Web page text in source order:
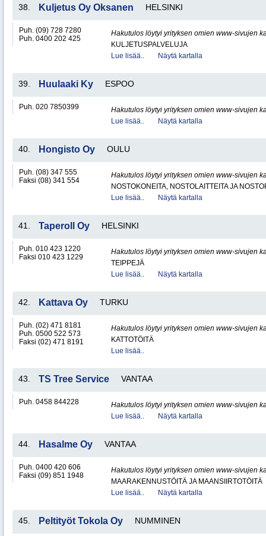
38. Kuljetus Oy Oksanen HELSINKI
Puh. (09) 728 7280
Puh. 0400 202 425
Hakutulos löytyi yrityksen omien www-sivujen
KULJETUSPALVELUJA
Lue lisää..
Näytä kartalla
39. Huulaaki Ky ESPOO
Puh. 020 7850399
Hakutulos löytyi yrityksen omien www-sivujen
Lue lisää..
Näytä kartalla
40. Hongisto Oy OULU
Puh. (08) 347 555
Faksi (08) 341 554
Hakutulos löytyi yrityksen omien www-sivujen
NOSTOKONEITA, NOSTOLAITTEITA JA
Lue lisää..
Näytä kartalla
41. Taperoll Oy HELSINKI
Puh. 010 423 1220
Faksi 010 423 1229
Hakutulos löytyi yrityksen omien www-sivujen
TEIPPEJÄ
Lue lisää..
Näytä kartalla
42. Kattava Oy TURKU
Puh. (02) 471 8181
Puh. 0500 522 573
Faksi (02) 471 8191
Hakutulos löytyi yrityksen omien www-sivujen
KATTOTÖITÄ
Lue lisää..
43. TS Tree Service VANTAA
Puh. 0458 844228
Hakutulos löytyi yrityksen omien www-sivujen
Lue lisää..
Näytä kartalla
44. Hasalme Oy VANTAA
Puh. 0400 420 606
Faksi (09) 851 1948
Hakutulos löytyi yrityksen omien www-sivujen
MAARAKENNUSTÖITÄ JA MAANSIIRTOTÖITÄ
Lue lisää..
Näytä kartalla
45. Peltityöt Tokola Oy NUMMINEN